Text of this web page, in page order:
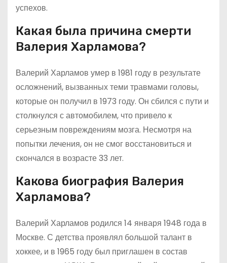
успехов.
Какая была причина смерти
Валерия Харламова?
Валерий Харламов умер в 1981 году в результате
осложнений, вызванных теми травмами головы,
которые он получил в 1973 году. Он сбился с пути и
столкнулся с автомобилем, что привело к
серьезным повреждениям мозга. Несмотря на
попытки лечения, он не смог восстановиться и
скончался в возрасте 33 лет.
Какова биография Валерия
Харламова?
Валерий Харламов родился 14 января 1948 года в
Москве. С детства проявлял большой талант в
хоккее, и в 1965 году был приглашен в состав